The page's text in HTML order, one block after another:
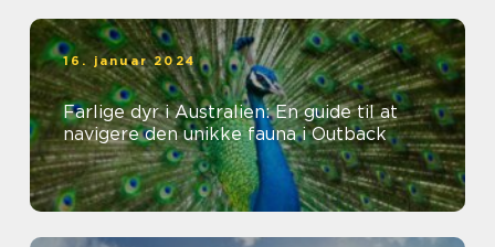
16. januar 2024
Farlige dyr i Australien: En guide til at
navigere den unikke fauna i Outback